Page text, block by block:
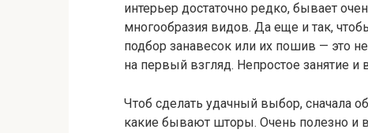
интерьер достаточно редко, бывает
многообразия видов. Да еще и так,
подбор занавесок или их пошив — это
на первый взгляд. Непростое занятие
Чтоб сделать удачный выбор, сначала
какие бывают шторы. Очень полезно и